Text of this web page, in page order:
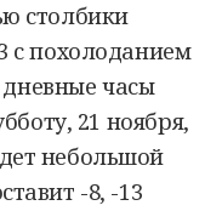
столбики
с похолоданием
дневные часы
21 ноября,
небольшой
-8, -13